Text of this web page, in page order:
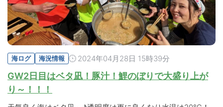
海ログ 海況情報 2024年04月28日 15時39分
GW2日目はベタ凪！豚汁！鯉のぼりで大盛り上が
り～！！！